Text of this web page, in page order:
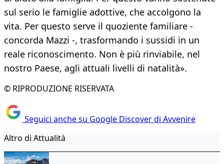
sul serio le famiglie adottive, che accolgono la
vita. Per questo serve il quoziente familiare -
concorda Mazzi -, trasformando i sussidi in un
reale riconoscimento. Non è più rinviabile, nel
nostro Paese, agli attuali livelli di natalità».
© RIPRODUZIONE RISERVATA
Seguici anche su Google Discover di Avvenire
Altro di Attualità